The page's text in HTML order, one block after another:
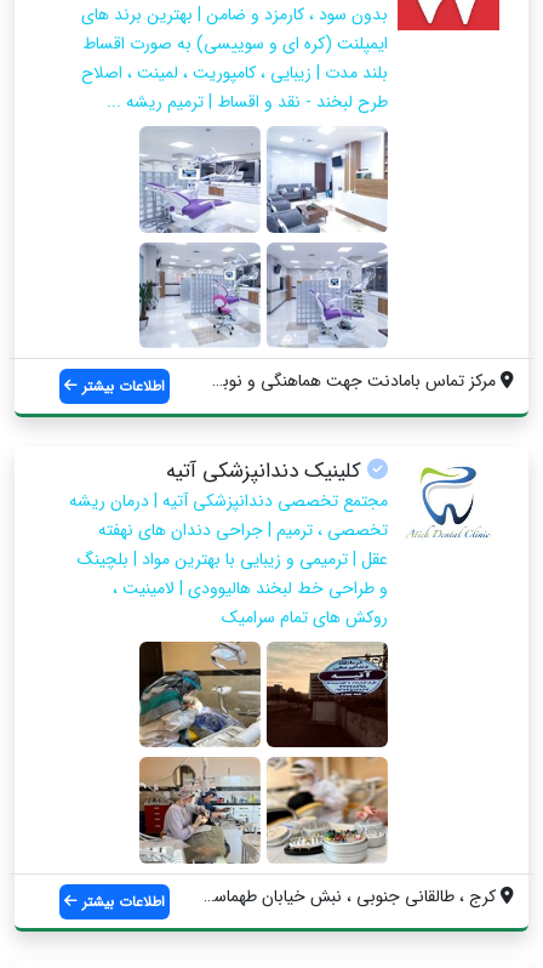
بدون سود ، کارمزد و ضامن | بهترین برند های
ایمپلنت (کره ای و سوییسی) به صورت اقساط
بلند مدت | زیبایی ، کامپوریت ، لمینت ، اصلاح
طرح لبخند - نقد و اقساط | ترمیم ریشه ...
مرکز تماس بامادنت جهت هماهنگی و نوبت دهی... اطلاعات بیشتر
کلینیک دندانپزشکی آتیه
مجتمع تخصصی دندانپزشکی آتیه | درمان ریشه
تخصصی ، ترمیم | جراحی دندان های نهفته
عقل | ترمیمی و زیبایی با بهترین مواد | بلچینگ
و طراحی خط لبخند هالیوودی | لامینیت ،
روکش های تمام سرامیک
کرج ، طالقانی جنوبی ، نبش خیابان طهماسبی... اطلاعات بیشتر